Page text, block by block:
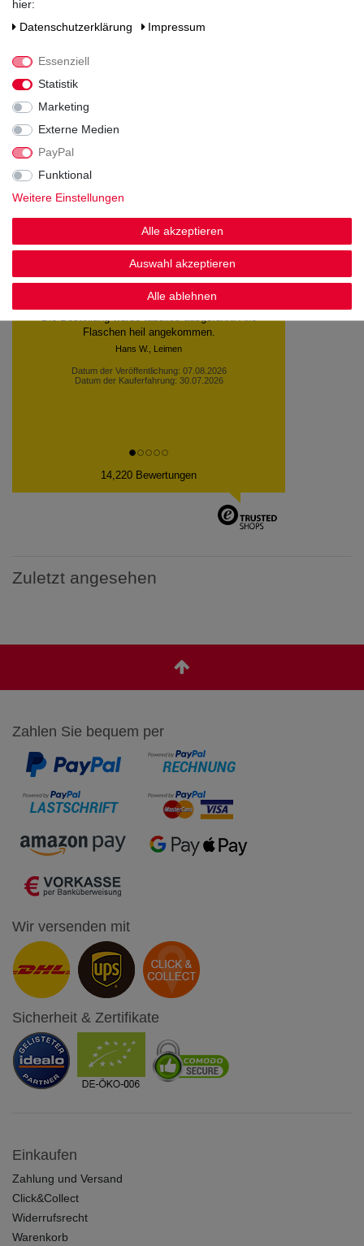
Eiweiß
Salz
<0,01
Datum der Kauferfahrung: 30.07.2026
14,220 Bewertungen
Zuletzt angesehen
Zahlen Sie bequem per
Wir versenden mit
Sicherheit & Zertifikate
Einkaufen
Zahlung und Versand
Click&Collect
Widerrufsrecht
Warenkorb
hier:
Daten­schutz­erklärung
Impressum
Essenziell
Statistik
Marketing
Externe Medien
PayPal
Funktional
Weitere Einstellungen
Alle akzeptieren
Auswahl akzeptieren
Alle ablehnen